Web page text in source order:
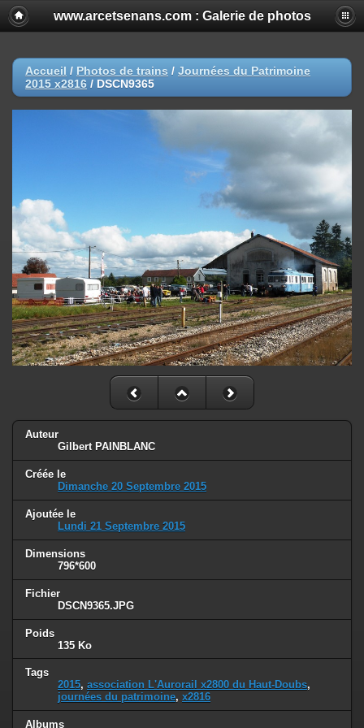
www.arcetsenans.com : Galerie de photos
Accueil / Photos de trains / Journées du Patrimoine
2015 x2816 / DSCN9365
Auteur
Gilbert PAINBLANC
Créée le
Dimanche 20 Septembre 2015
Ajoutée le
Lundi 21 Septembre 2015
Dimensions
796*600
Fichier
DSCN9365.JPG
Poids
135 Ko
Tags
2015, association L'Aurorail x2800 du Haut-Doubs,
journées du patrimoine, x2816
Albums